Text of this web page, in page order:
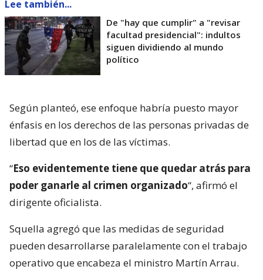
Lee también...
De "hay que cumplir" a "revisar
facultad presidencial": indultos
siguen dividiendo al mundo
político
Según planteó, ese enfoque habría puesto mayor
énfasis en los derechos de las personas privadas de
libertad que en los de las víctimas.
“Eso evidentemente tiene que quedar atrás para
poder ganarle al crimen organizado“, afirmó el
dirigente oficialista.
Squella agregó que las medidas de seguridad
pueden desarrollarse paralelamente con el trabajo
operativo que encabeza el ministro Martín Arrau.